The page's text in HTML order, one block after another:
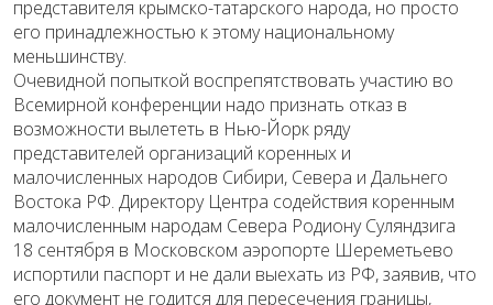
представителя крымско-татарского народа, но просто
его принадлежностью к этому национальному
меньшинству.
Очевидной попыткой воспрепятствовать участию во
Всемирной конференции надо признать отказ в
возможности вылететь в Нью-Йорк ряду
представителей организаций коренных и
малочисленных народов Сибири, Севера и Дальнего
Востока РФ. Директору Центра содействия коренным
малочисленным народам Севера Родиону Суляндзига
18 сентября в Московском аэропорте Шереметьево
испортили паспорт и не дали выехать из РФ, заявив, что
его документ не годится для пересечения границы,